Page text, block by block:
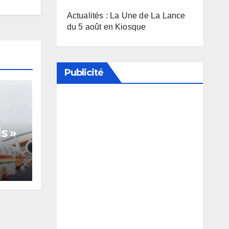
»
Actualités : La Une de La Lance
du 5 août en Kiosque
Publicité